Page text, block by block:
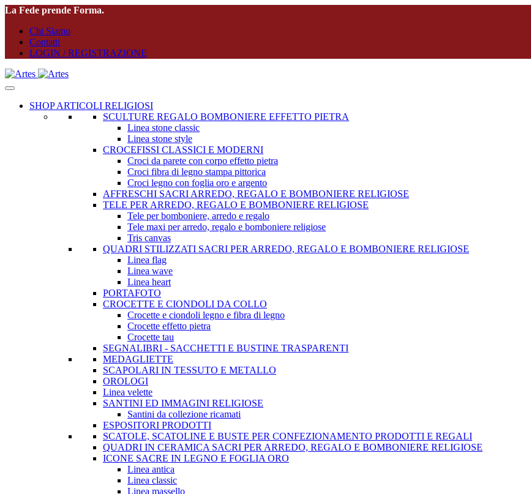
La Fede prende Forma.
Chi Siamo
Contatti
LOGIN / REGISTRAZIONE
SHOP ARTICOLI RELIGIOSI
SCULTURE REGALO BOMBONIERE EFFETTO PIETRA
Linea stone classic
Linea stone style
CROCEFISSI CLASSICI E MODERNI
Croci da parete con corpo effetto pietra
Croci fibra di legno stampa pittorica
Croci legno con foglia oro e argento
AFFRESCHI SACRI ARREDO, REGALO E BOMBONIERE RELIGIOSE
TELE PER ARREDO, REGALO E BOMBONIERE RELIGIOSE
Tele per bomboniere, arredo e regalo
Tele maxi per arredo, regalo e bomboniere religiose
Tris canvas
QUADRI STILIZZATI SACRI PER ARREDO, REGALO E BOMBONIERE RELIGIOSE
Linea flag
Linea wave
Linea heart
PORTAFOTO
CROCETTE E CIONDOLI DA COLLO
Crocette e ciondoli legno e fibra di legno
Crocette effetto pietra
Crocette tau
SEGNALIBRI - SACCHETTI E BUSTINE TRASPARENTI
MEDAGLIETTE
SCAPOLARI IN TESSUTO E METALLO
OROLOGI
Linea velette
SANTINI ED IMMAGINI RELIGIOSE
Santini da collezione ricamati
ESPOSITORI PRODOTTI
SCATOLE, SCATOLINE E BUSTE PER CONFEZIONAMENTO PRODOTTI E REGALI
QUADRI IN CERAMICA SACRI PER ARREDO, REGALO E BOMBONIERE RELIGIOSE
ICONE SACRE IN LEGNO E FOGLIA ORO
Linea antica
Linea classic
Linea massello